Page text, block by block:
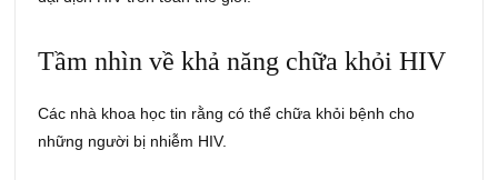
Tầm nhìn về khả năng chữa khỏi HIV
Các nhà khoa học tin rằng có thể chữa khỏi bệnh cho
những người bị nhiễm HIV.